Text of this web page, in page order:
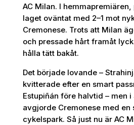
AC Milan. I
laget oväntat med 2–1 mot
Cremonese. Trots att Milan
och pressade hårt framåt
hålla tätt bakåt.
Det började lovande –
kvitterade efter en smart
Estupiñán före halvtid – men
avgjorde Cremonese med en
cykelspark. Så just nu är AC